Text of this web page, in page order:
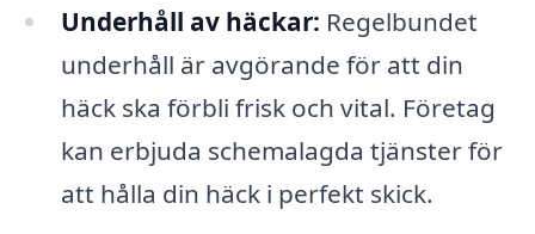
Underhåll av häckar: Regelbundet
underhåll är avgörande för att din
häck ska förbli frisk och vital. Företag
kan erbjuda schemalagda tjänster för
att hålla din häck i perfekt skick.